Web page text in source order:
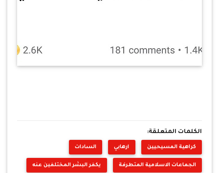
الكلمات المتعلقة:
كراهية المسيحيين ارهابي السادات
الجماعات الاسلامية المتطرفة يكفر البشر المختلفين عنه